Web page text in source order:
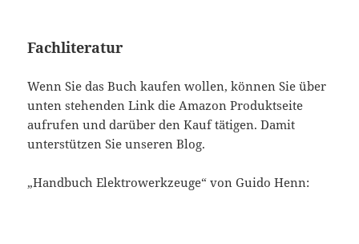
Fachliteratur
Wenn Sie das Buch kaufen wollen, können Sie über
unten stehenden Link die Amazon Produktseite
aufrufen und darüber den Kauf tätigen. Damit
unterstützen Sie unseren Blog.
„Handbuch Elektrowerkzeuge“ von Guido Henn: